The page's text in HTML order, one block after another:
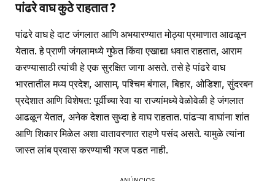
पांढरे वाघ कुठे राहतात ?
पांढरे वाघ हे दाट जंगलात आणि अभयारण्यात मोठ्या प्रमाणात आढळून
येतात. हे प्राणी जंगलामध्ये गुफेत किंवा एखाद्या धवात राहतात, आराम
करण्यासाठी त्यांची हे एक सुरक्षित जागा असते. तसे हे पांढरे वाघ
भारतातील मध्य प्रदेश, आसाम, पश्चिम बंगाल, बिहार, ओडिशा, सुंदरबन
प्रदेशात आणि विशेषत: पूर्वीच्या रेवा या राज्यांमध्ये वेळोवेळी हे जंगलात
आढळून येतात, अनेक देशात सुध्दा हे वाघ राहतात. पांढऱ्या वाघांना शांत
आणि शिकार मिळेल अशा वातावरणात राहणे पसंद असते. यामुळे त्यांना
जास्त लांब प्रवास करण्याची गरज पडत नाही.